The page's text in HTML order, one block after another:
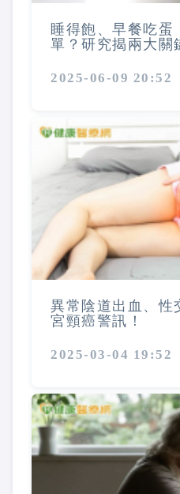
睡得飽、早餐吃蛋
單？研究揭兩大關
2025-06-09 20:52
異常陰道出血、性
宮頸癌警訊！
2025-03-04 19:52